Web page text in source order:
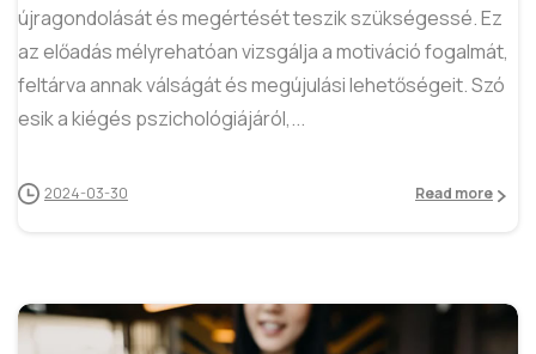
újragondolását és megértését teszik szükségessé. Ez
az előadás mélyrehatóan vizsgálja a motiváció fogalmát,
feltárva annak válságát és megújulási lehetőségeit. Szó
esik a kiégés pszichológiájáról,...
2024-03-30 Read more